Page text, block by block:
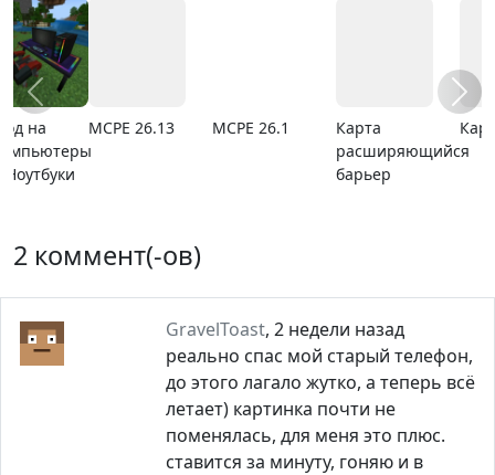
MCPE 26.13 MCPE 26.1
Карта
расширяющийся
2 коммент(-ов)
GravelToast, 2 недели назад
реально спас мой старый телефон,
до этого лагало жутко, а теперь всё
летает) картинка почти не
поменялась, для меня это плюс.
ставится за минуту, гоняю и в